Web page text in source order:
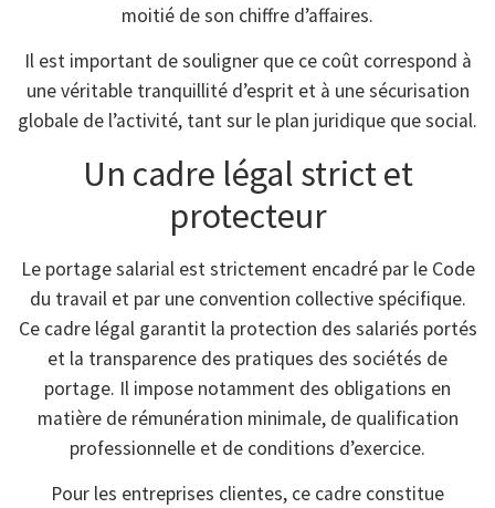
moitié de son chiffre d’affaires.
Il est important de souligner que ce coût correspond à
une véritable tranquillité d’esprit et à une sécurisation
globale de l’activité, tant sur le plan juridique que social.
Un cadre légal strict et
protecteur
Le portage salarial est strictement encadré par le Code
du travail et par une convention collective spécifique.
Ce cadre légal garantit la protection des salariés portés
et la transparence des pratiques des sociétés de
portage. Il impose notamment des obligations en
matière de rémunération minimale, de qualification
professionnelle et de conditions d’exercice.
Pour les entreprises clientes, ce cadre constitue